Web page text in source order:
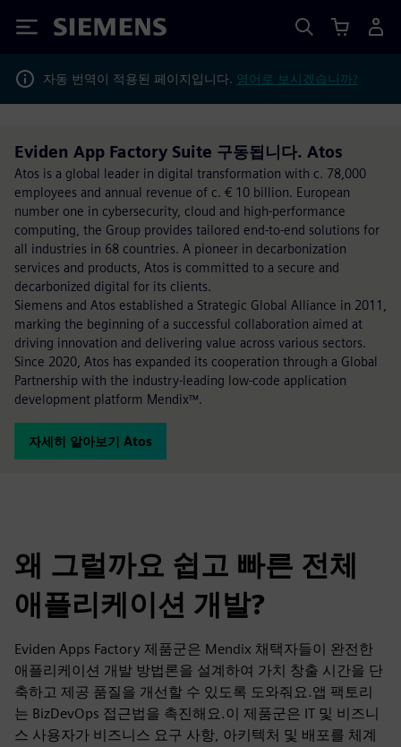
Siemens
자동 번역이 적용된 페이지입니다. 영어로 보시겠습니까?
Eviden App Factory Suite 구동됩니다. Atos
Atos is a global leader in digital transformation with c. 78,000
employees and annual revenue of c. € 10 billion. European
number one in cybersecurity, cloud and high-performance
computing, the Group provides tailored end-to-end solutions for
all industries in 68 countries. A pioneer in decarbonization
services and products, Atos is committed to a secure and
decarbonized digital for its clients.
Siemens and Atos established a Strategic Global Alliance in 2011,
marking the beginning of a successful collaboration aimed at
driving innovation and delivering value across various sectors.
Since 2020, Atos has expanded its cooperation through a Global
Partnership with the industry-leading low-code application
development platform Mendix™.
자세히 알아보기 Atos
왜 그럴까요 쉽고 빠른 전체
애플리케이션 개발?
Eviden Apps Factory 제품군은 Mendix 채택자들이 완전한
애플리케이션 개발 방법론을 설계하여 가치 창출 시간을 단
축하고 제공 품질을 개선할 수 있도록 도와줘요.앱 팩토리
는 BizDevOps 접근법을 촉진해요.이 제품군은 IT 및 비즈니
스 사용자가 비즈니스 요구 사항, 아키텍처 및 배포를 체계